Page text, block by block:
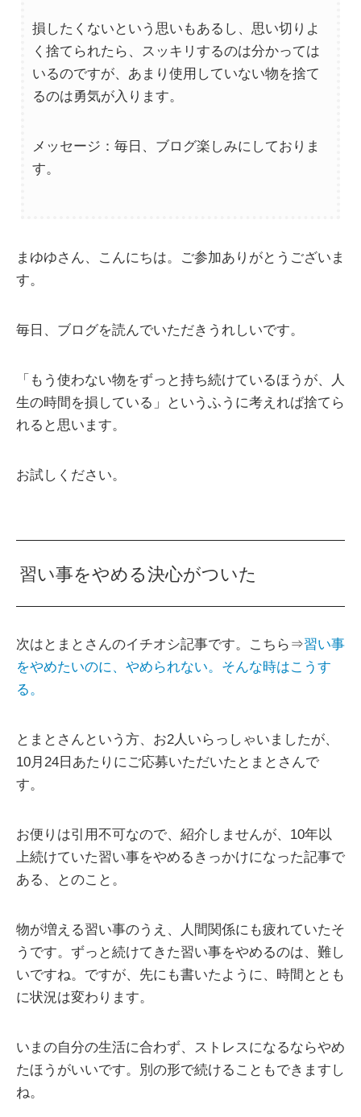
損したくないという思いもあるし、思い切りよ
く捨てられたら、スッキリするのは分かっては
いるのですが、あまり使用していない物を捨て
るのは勇気が入ります。
メッセージ：毎日、ブログ楽しみにしておりま
す。
まゆゆさん、こんにちは。ご参加ありがとうございま
す。
毎日、ブログを読んでいただきうれしいです。
「もう使わない物をずっと持ち続けているほうが、人
生の時間を損している」というふうに考えれば捨てら
れると思います。
お試しください。
習い事をやめる決心がついた
次はとまとさんのイチオシ記事です。こちら⇒習い事
をやめたいのに、やめられない。そんな時はこうす
る。
とまとさんという方、お2人いらっしゃいましたが、
10月24日あたりにご応募いただいたとまとさんで
す。
お便りは引用不可なので、紹介しませんが、10年以
上続けていた習い事をやめるきっかけになった記事で
ある、とのこと。
物が増える習い事のうえ、人間関係にも疲れていたそ
うです。ずっと続けてきた習い事をやめるのは、難し
いですね。ですが、先にも書いたように、時間ととも
に状況は変わります。
いまの自分の生活に合わず、ストレスになるならやめ
たほうがいいです。別の形で続けることもできますし
ね。